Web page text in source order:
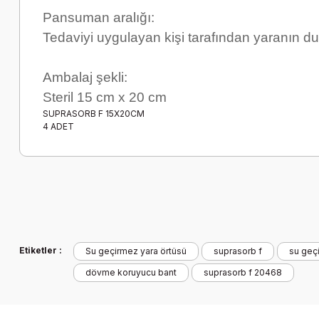
Pansuman aralığı:
Tedaviyi uygulayan kişi tarafından yaranın
Ambalaj şekli:
Steril 15 cm x 20 cm
SUPRASORB F 15X20CM
4 ADET
Etiketler : Su geçirmez yara örtüsü suprasorb f su
dövme koruyucu bant
suprasorb f 20468